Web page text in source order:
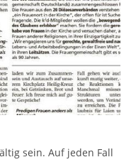
sein. Auf jeden Fall